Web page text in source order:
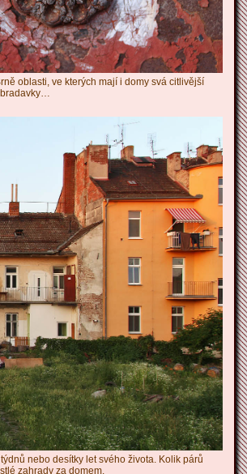
oblasti, ve kterých mají i domy svá citlivější
bradavky…
nebo desítky let svého života. Kolik párů
zahrady za domem.